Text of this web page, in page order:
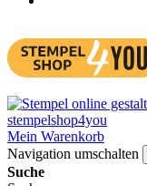
Mein Warenkorb
Navigation umschalten
Suche